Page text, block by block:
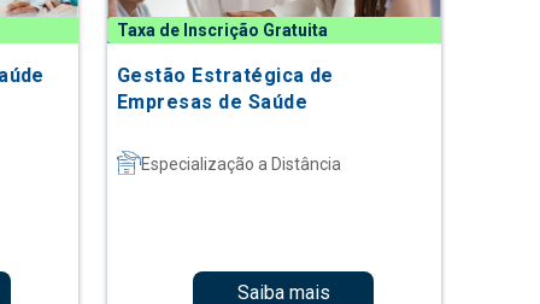
Taxa de Inscrição Gratuita
Gestão Estratégica de
Empresas de Saúde
Especialização a Distância
Saiba mais